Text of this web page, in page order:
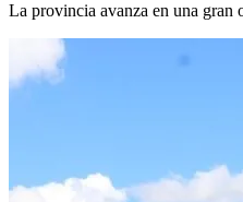
La provincia avanza en una gran